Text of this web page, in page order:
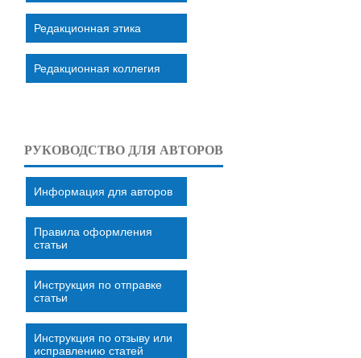
Редакционная этика
Редакционная коллегия
РУКОВОДСТВО ДЛЯ АВТОРОВ
Информация для авторов
Правила оформления
статьи
Инструкция по отправке
статьи
Инструкция по отзыву или
исправлению статей